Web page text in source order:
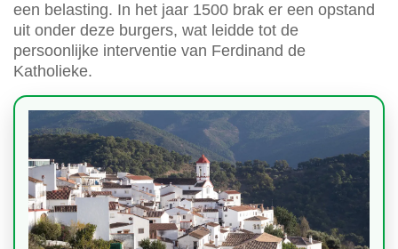
een belasting. In het jaar 1500 brak er een opstand
uit onder deze burgers, wat leidde tot de
persoonlijke interventie van Ferdinand de
Katholieke.